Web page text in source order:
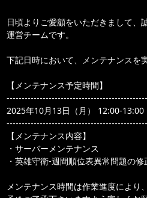
日頃よりご愛顧をいただきまして、
運営チームです。
下記日時において、メンテナンスを
【メンテナンス予定時間】
2025年10月13日（月） 12:00-13:00
【メンテナンス内容】
・サーバーメンテナンス
・英雄守衛‐週間順位表異常問題の修
メンテナンス時間は作業進度により